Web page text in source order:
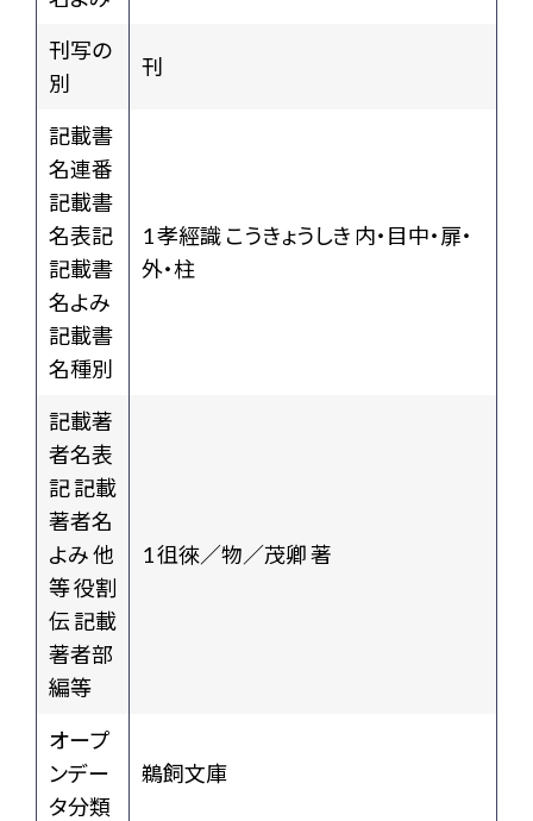
刊写の
別
刊
記載書
名連番
記載書
名表記
記載書
名よみ
記載書
名種別
1 孝經識 こうきょうしき 内・目中・扉・
外・柱
記載著
者名表
記 記載
著者名
よみ 他
等 役割
伝 記載
著者部
編等
1 徂徠／物／茂卿 著
オープ
ンデー
タ分類
鵜飼文庫